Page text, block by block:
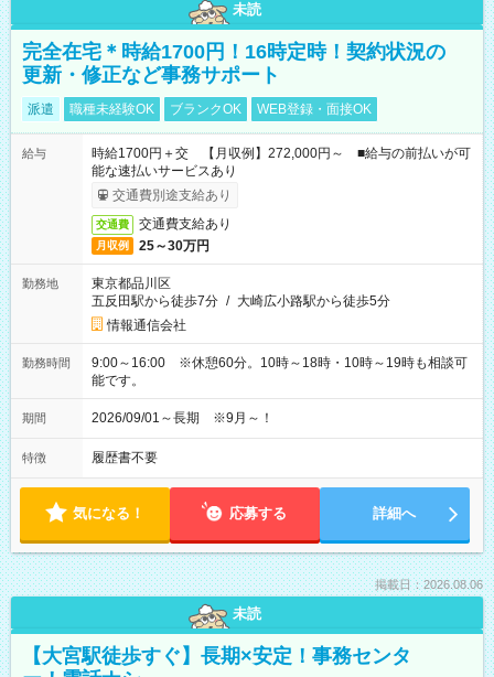
未読
完全在宅＊時給1700円！16時定時！契約状況の
更新・修正など事務サポート
派遣 職種未経験OK ブランクOK WEB登録・面接OK
給与
時給1700円＋交 【月収例】272,000円～ ■給与の前払いが可
能な速払いサービスあり
交通費別途支給あり
交通費 交通費支給あり
月収例 25～30万円
勤務地
東京都品川区
五反田駅から徒歩7分 / 大崎広小路駅から徒歩5分
情報通信会社
勤務時間
9:00～16:00 ※休憩60分。10時～18時・10時～19時も相談可
能です。
期間 2026/09/01～長期 ※9月～！
特徴 履歴書不要
気になる！ 応募する 詳細へ
掲載日：2026.08.06
未読
【大宮駅徒歩すぐ】長期×安定！事務センタ